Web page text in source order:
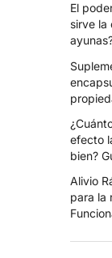
El
sirve la
efecto
bien?
Alivio
para la